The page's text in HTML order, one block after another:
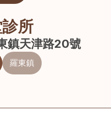
所
鎮天津路20號
羅東鎮